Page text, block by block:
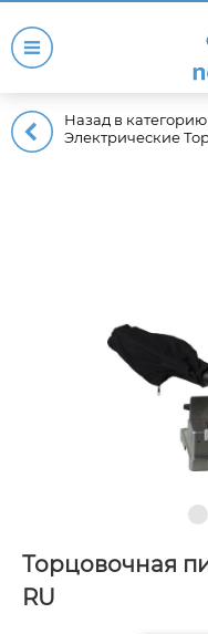
Назад в категорию
Электрические
Торцовочная
RU